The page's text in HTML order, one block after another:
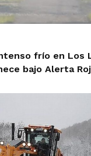
frío en Los
bajo Alerta